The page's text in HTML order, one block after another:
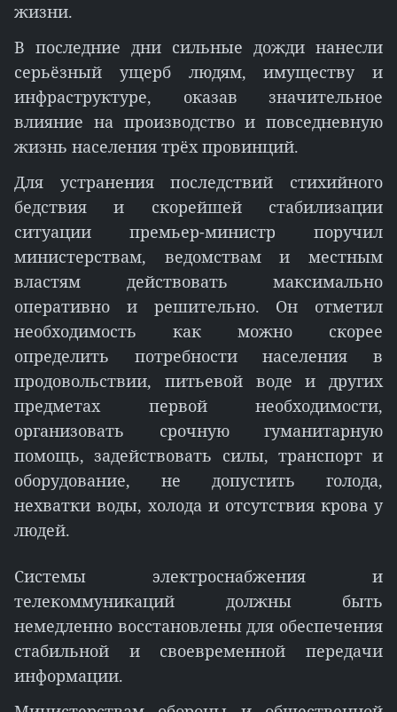
жизни.
В последние дни сильные дожди нанесли
серьёзный ущерб людям, имуществу и
инфраструктуре, оказав значительное
влияние на производство и повседневную
жизнь населения трёх провинций.
Для устранения последствий стихийного
бедствия и скорейшей стабилизации
ситуации премьер-министр поручил
министерствам, ведомствам и местным
властям действовать максимально
оперативно и решительно. Он отметил
необходимость как можно скорее
определить потребности населения в
продовольствии, питьевой воде и других
предметах первой необходимости,
организовать срочную гуманитарную
помощь, задействовать силы, транспорт и
оборудование, не допустить голода,
нехватки воды, холода и отсутствия крова у
людей.
Системы электроснабжения и
телекоммуникаций должны быть
немедленно восстановлены для обеспечения
стабильной и своевременной передачи
информации.